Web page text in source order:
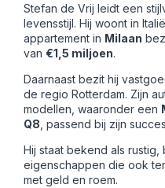
Stefan de Vrij leidt een
levensstijl. Hij woont in
appartement in Milaan
van €1,5 miljoen.
Daarnaast bezit hij
de regio Rotterdam. Zijn
modellen, waaronder een
Q8 , passend bij zijn
Hij staat bekend als
eigenschappen die ook
met geld en roem.